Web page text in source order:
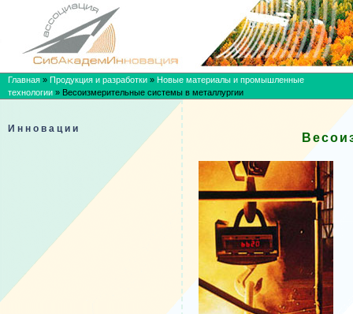
Главная » Продукция и разработки » Новые материалы и промышленные
технологии » Весоизмерительные системы в металлургии
Инновации